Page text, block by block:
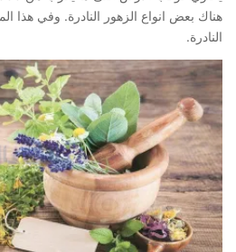
هناك بعض انواع الزهور النادرة. وفي هذا
النادرة.